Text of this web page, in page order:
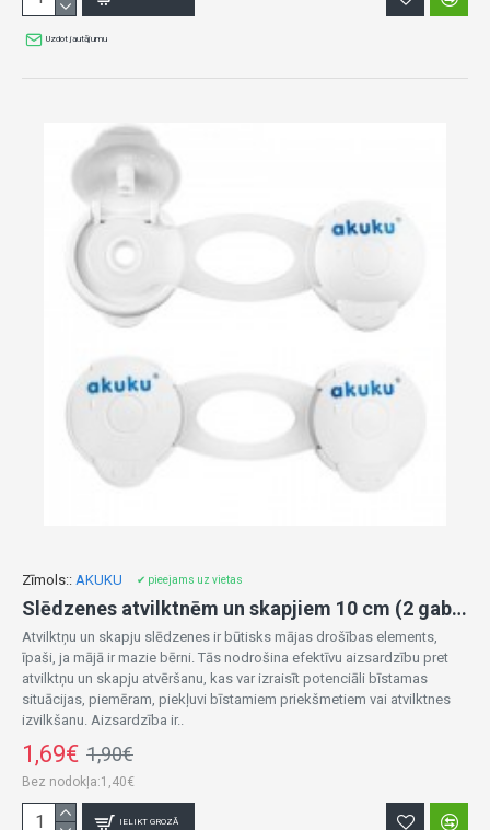
Uzdot jautājumu
Zīmols:: AKUKU ✔ pieejams uz vietas
Slēdzenes atvilktnēm un skapjiem 10 cm (2 gab.) A0648
Atvilktņu un skapju slēdzenes ir būtisks mājas drošības elements,
īpaši, ja mājā ir mazie bērni. Tās nodrošina efektīvu aizsardzību pret
atvilktņu un skapju atvēršanu, kas var izraisīt potenciāli bīstamas
situācijas, piemēram, piekļuvi bīstamiem priekšmetiem vai atvilktnes
izvilkšanu. Aizsardzība ir..
1,69€ 1,90€
Bez nodokļa:1,40€
IELIKT GROZĀ